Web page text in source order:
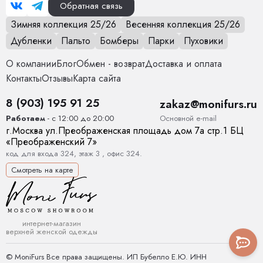
Обратная связь
Зимняя коллекция 25/26
Весенняя коллекция 25/26
Дубленки
Пальто Бомберы Парки
Пуховики
О компанииБлогОбмен - возвратДоставка и оплата
КонтактыОтзывыКарта сайта
8 (903) 195 91 25
Работаем - с 12:00 до 20:00
zakaz@monifurs.ru
Основной е-mail
г.Москва ул.Преображенская площадь дом 7а стр.1 БЦ
«Преображенский 7»
код для входа 324, этаж 3 , офис 324.
Смотреть на карте
интернет-магазин
верхней женской одежды
© MoniFurs Все права защищены. ИП Бубелло Е.Ю. ИНН